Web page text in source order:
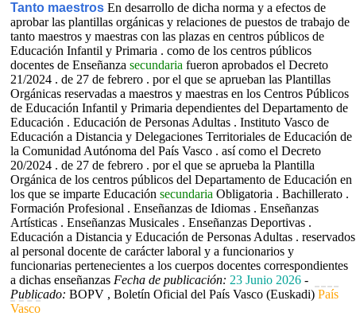
Tanto maestros En desarrollo de dicha norma y a efectos de
aprobar las plantillas orgánicas y relaciones de puestos de trabajo de
tanto maestros y maestras con las plazas en centros públicos de
Educación Infantil y Primaria . como de los centros públicos
docentes de Enseñanza secundaria fueron aprobados el Decreto
21/2024 . de 27 de febrero . por el que se aprueban las Plantillas
Orgánicas reservadas a maestros y maestras en los Centros Públicos
de Educación Infantil y Primaria dependientes del Departamento de
Educación . Educación de Personas Adultas . Instituto Vasco de
Educación a Distancia y Delegaciones Territoriales de Educación de
la Comunidad Autónoma del País Vasco . así como el Decreto
20/2024 . de 27 de febrero . por el que se aprueba la Plantilla
Orgánica de los centros públicos del Departamento de Educación en
los que se imparte Educación secundaria Obligatoria . Bachillerato .
Formación Profesional . Enseñanzas de Idiomas . Enseñanzas
Artísticas . Enseñanzas Musicales . Enseñanzas Deportivas .
Educación a Distancia y Educación de Personas Adultas . reservados
al personal docente de carácter laboral y a funcionarios y
funcionarias pertenecientes a los cuerpos docentes correspondientes
a dichas enseñanzas Fecha de publicación: 23 Junio 2026 -
Publicado: BOPV , Boletín Oficial del País Vasco (Euskadi) País
Vasco